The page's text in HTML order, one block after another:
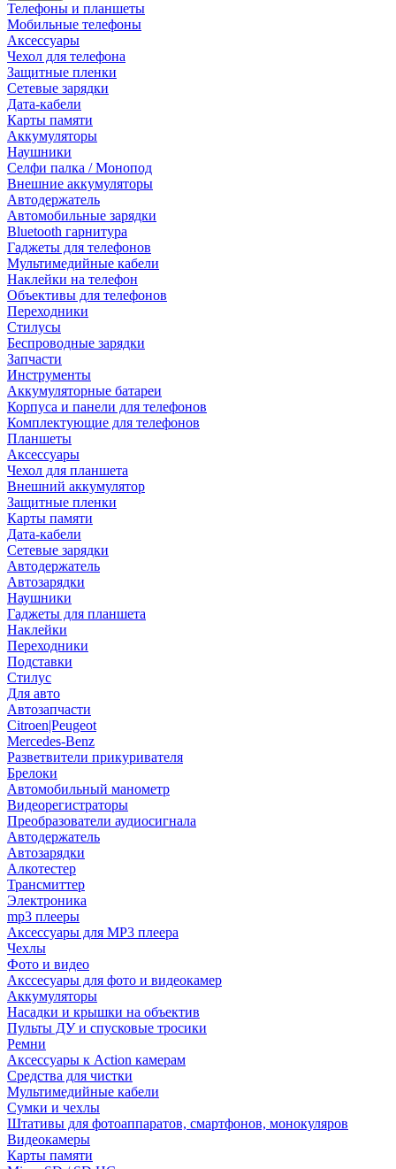
Телефоны и планшеты
Мобильные телефоны
Аксессуары
Чехол для телефона
Защитные пленки
Сетевые зарядки
Дата-кабели
Карты памяти
Аккумуляторы
Наушники
Селфи палка / Монопод
Внешние аккумуляторы
Автодержатель
Автомобильные зарядки
Bluetooth гарнитура
Гаджеты для телефонов
Мультимедийные кабели
Наклейки на телефон
Объективы для телефонов
Переходники
Стилусы
Беспроводные зарядки
Запчасти
Инструменты
Аккумуляторные батареи
Корпуса и панели для телефонов
Комплектующие для телефонов
Планшеты
Аксессуары
Чехол для планшета
Внешний аккумулятор
Защитные пленки
Карты памяти
Дата-кабели
Сетевые зарядки
Автодержатель
Автозарядки
Наушники
Гаджеты для планшета
Наклейки
Переходники
Подставки
Стилус
Для авто
Автозапчасти
Citroen|Peugeot
Mercedes-Benz
Разветвители прикуривателя
Брелоки
Автомобильный манометр
Видеорегистраторы
Преобразователи аудиосигнала
Автодержатель
Автозарядки
Алкотестер
Трансмиттер
Электроника
mp3 плееры
Аксессуары для MP3 плеера
Чехлы
Фото и видео
Акссесуары для фото и видеокамер
Аккумуляторы
Насадки и крышки на объектив
Пульты ДУ и спусковые тросики
Ремни
Аксессуары к Action камерам
Средства для чистки
Мультимедийные кабели
Сумки и чехлы
Штативы для фотоаппаратов, смартфонов, монокуляров
Видеокамеры
Карты памяти